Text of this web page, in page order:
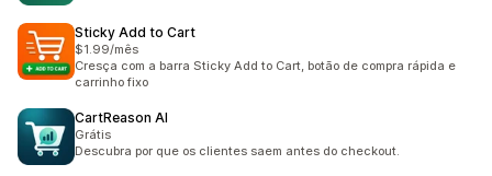
Sticky Add to Cart
$1.99/mês
Cresça com a barra Sticky Add to Cart, botão de compra rápida e
carrinho fixo
CartReason AI
Grátis
Descubra por que os clientes saem antes do checkout.